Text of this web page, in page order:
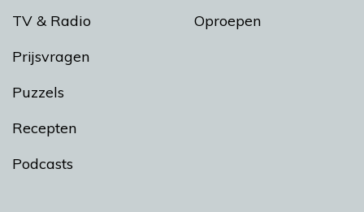
TV & Radio
Prijsvragen
Puzzels
Recepten
Podcasts
Oproepen